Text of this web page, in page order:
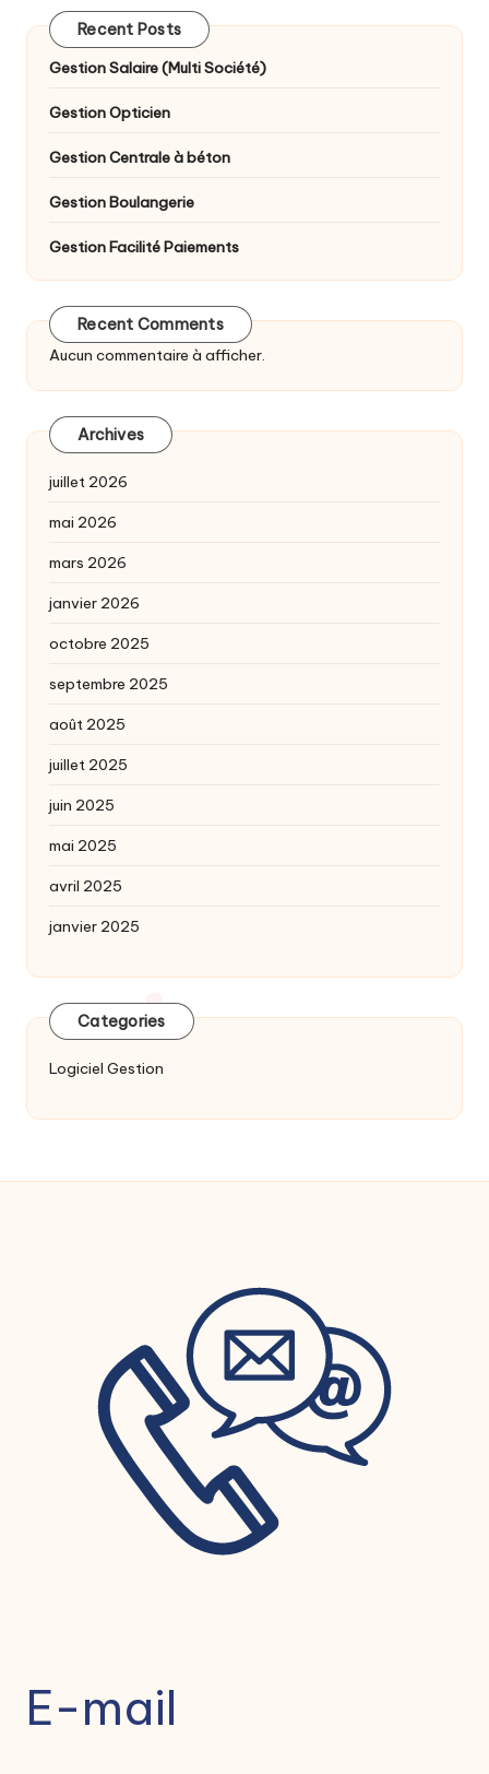
Recent Posts
Gestion Salaire (Multi Société)
Gestion Opticien
Gestion Centrale à béton
Gestion Boulangerie
Gestion Facilité Paiements
Recent Comments
Aucun commentaire à afficher.
Archives
juillet 2026
mai 2026
mars 2026
janvier 2026
octobre 2025
septembre 2025
août 2025
juillet 2025
juin 2025
mai 2025
avril 2025
janvier 2025
Categories
Logiciel Gestion
E-mail